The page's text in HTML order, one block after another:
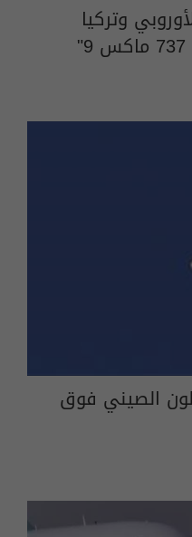
وتركيا
الصيني فوق